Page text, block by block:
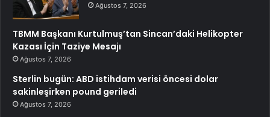
Ağustos 7, 2026
TBMM Başkanı Kurtulmuş’tan Sincan’daki Helikopter
Kazası İçin Taziye Mesajı
Ağustos 7, 2026
Sterlin bugün: ABD istihdam verisi öncesi dolar
sakinleşirken pound geriledi
Ağustos 7, 2026